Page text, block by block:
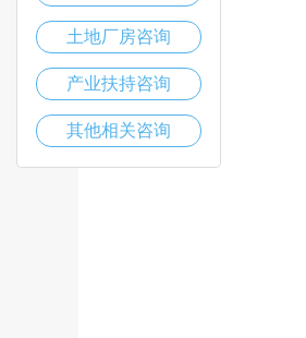
土地厂房咨询
产业扶持咨询
其他相关咨询